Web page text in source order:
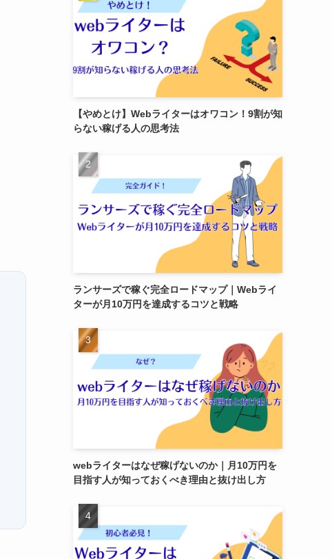
【やめとけ】Webライターはオワコン！9割が知
らない稼げる人の思考法
ランサーズで稼ぐ完全ロードマップ｜Webライ
ターが月10万円を達成するコツと戦略
webライターはなぜ稼げないのか｜月10万円を
目指す人が知っておくべき理由と抜け出し方